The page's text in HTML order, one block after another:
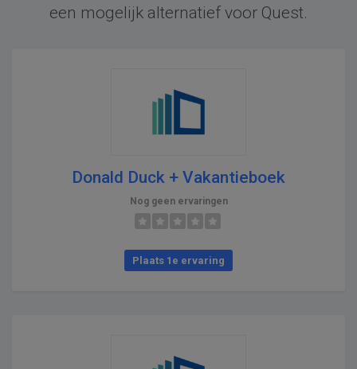
een mogelijk alternatief voor Quest.
Donald Duck + Vakantieboek
Nog geen ervaringen
Plaats 1e ervaring